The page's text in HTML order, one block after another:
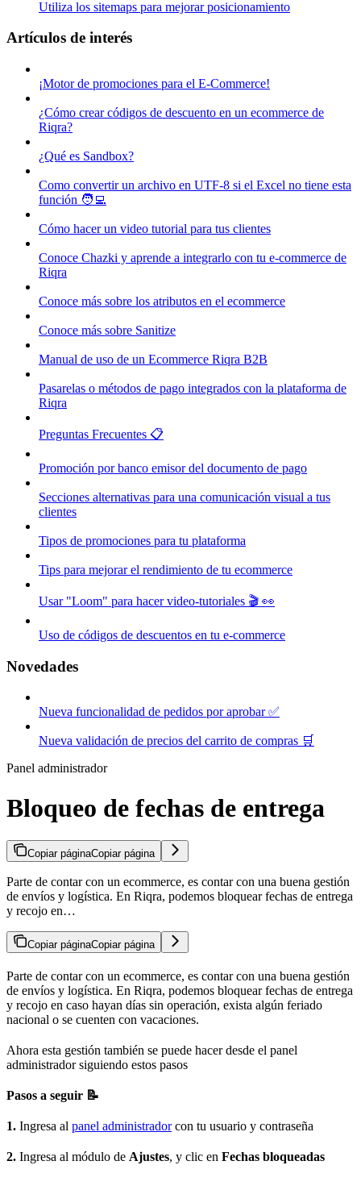
Utiliza los sitemaps para mejorar posicionamiento
Artículos de interés
¡Motor de promociones para el E-Commerce!
¿Cómo crear códigos de descuento en un ecommerce de
Riqra?
¿Qué es Sandbox?
Como convertir un archivo en UTF-8 si el Excel no tiene esta
función 🧑‍💻
Cómo hacer un video tutorial para tus clientes
Conoce Chazki y aprende a integrarlo con tu e-commerce de
Riqra
Conoce más sobre los atributos en el ecommerce
Conoce más sobre Sanitize
Manual de uso de un Ecommerce Riqra B2B
Pasarelas o métodos de pago integrados con la plataforma de
Riqra
Preguntas Frecuentes 📋
Promoción por banco emisor del documento de pago
Secciones alternativas para una comunicación visual a tus
clientes
Tipos de promociones para tu plataforma
Tips para mejorar el rendimiento de tu ecommerce
Usar "Loom" para hacer video-tutoriales 🎬 👀
Uso de códigos de descuentos en tu e-commerce
Novedades
Nueva funcionalidad de pedidos por aprobar ✅
Nueva validación de precios del carrito de compras 🛒
Panel administrador
Bloqueo de fechas de entrega
Copiar páginaCopiar página
Parte de contar con un ecommerce, es contar con una buena gestión
de envíos y logística. En Riqra, podemos bloquear fechas de entrega
y recojo en…
Copiar páginaCopiar página
Parte de contar con un ecommerce, es contar con una buena gestión
de envíos y logística. En Riqra, podemos bloquear fechas de entrega
y recojo en caso hayan días sin operación, exista algún feriado
nacional o se cuenten con vacaciones.
Ahora esta gestión también se puede hacer desde el panel
administrador siguiendo estos pasos
Pasos a seguir 📝
1. Ingresa al panel administradorcon tu usuario y contraseña
2. Ingresa al módulo de Ajustes, y clic en Fechas bloqueadas